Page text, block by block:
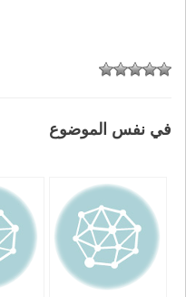
في نفس الموضوع